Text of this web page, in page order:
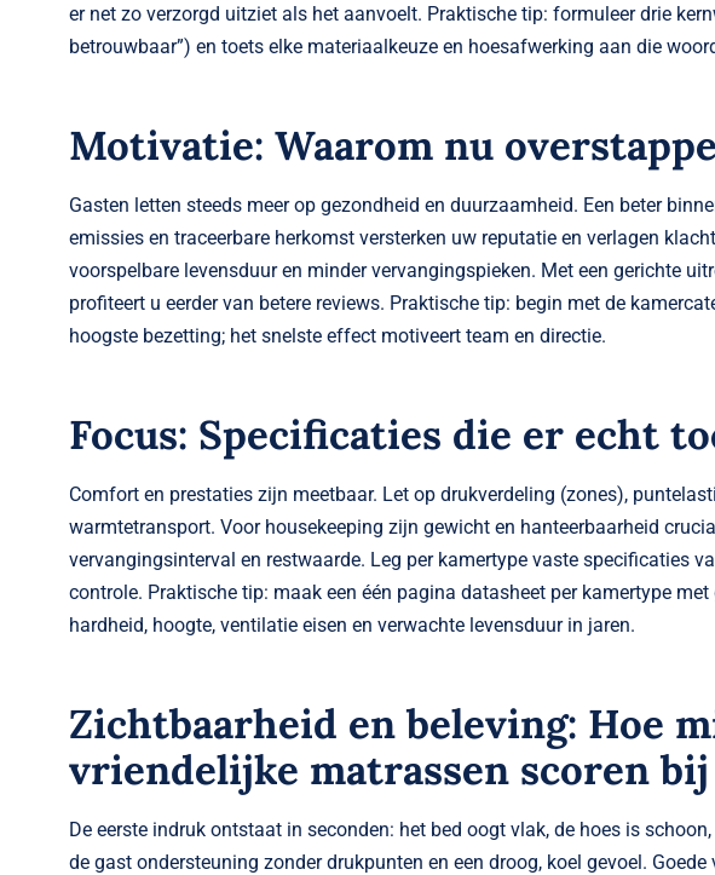
er net zo verzorgd uitziet als het aanvoelt. Praktische tip: formuleer drie
betrouwbaar”) en toets elke materiaalkeuze en hoesafwerking aan die
Motivatie: Waarom nu
Gasten letten steeds meer op gezondheid en duurzaamheid. Een beter
emissies en traceerbare herkomst versterken uw reputatie en verlagen
voorspelbare levensduur en minder vervangingspieken. Met een gerichte
profiteert u eerder van betere reviews. Praktische tip: begin met de
hoogste bezetting; het snelste effect motiveert team en directie.
Focus: Specificaties die er echt
Comfort en prestaties zijn meetbaar. Let op drukverdeling (zones),
warmtetransport. Voor housekeeping zijn gewicht en hanteerbaarheid
vervangingsinterval en restwaarde. Leg per kamertype vaste specificaties
controle. Praktische tip: maak een één pagina datasheet per kamertype
hardheid, hoogte, ventilatie eisen en verwachte levensduur in jaren.
Zichtbaarheid en beleving: Hoe
vriendelijke matrassen scoren bij
De eerste indruk ontstaat in seconden: het bed oogt vlak, de hoes is
de gast ondersteuning zonder drukpunten en een droog, koel gevoel.